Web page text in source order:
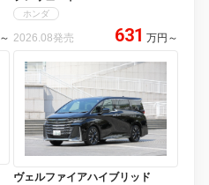
～
ホンダ
2026.08発売 631 万円 ～
ヴェルファイアハイブリッド